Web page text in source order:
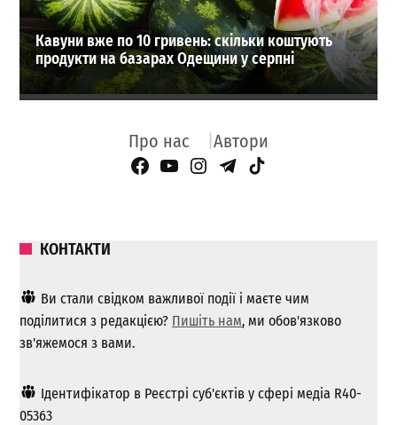
Кавуни вже по 10 гривень: скільки коштують
продукти на базарах Одещини у серпні
Про нас Автори
Facebook Page
YouTube
Instagram
Telegram
TikTok
КОНТАКТИ
Ви стали свідком важливої ​​події і маєте чим
поділитися з редакцією? Пишіть нам, ми обов'язково
зв'яжемося з вами.
Ідентифікатор в Реєстрі суб'єктів у сфері медіа R40-
05363